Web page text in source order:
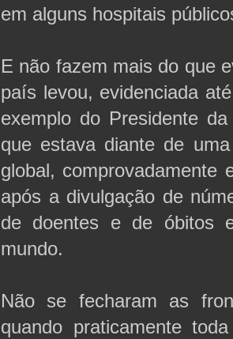
em alguns hospitais
E não fazem mais do que
país levou, evidenciada
exemplo do Presidente
que estava diante de
global, comprovadamente
após a divulgação de
de doentes e de óbitos
mundo.
Não se fecharam as
quando praticamente